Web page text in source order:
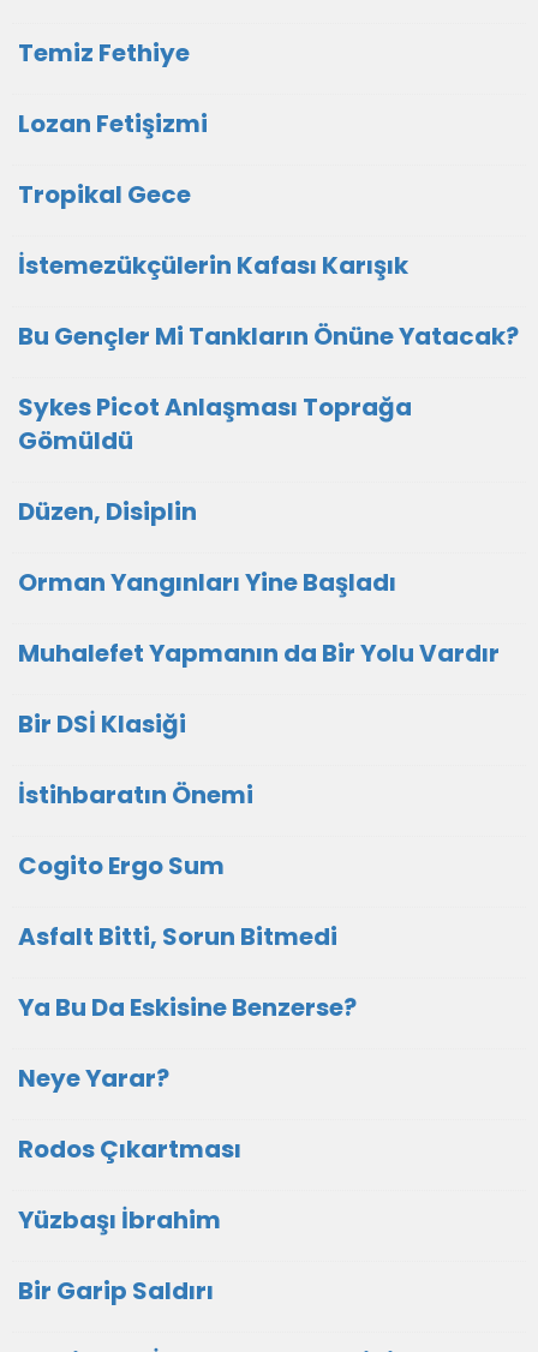
Temiz Fethiye
Lozan Fetişizmi
Tropikal Gece
İstemezükçülerin Kafası Karışık
Bu Gençler Mi Tankların Önüne Yatacak?
Sykes Picot Anlaşması Toprağa
Gömüldü
Düzen, Disiplin
Orman Yangınları Yine Başladı
Muhalefet Yapmanın da Bir Yolu Vardır
Bir DSİ Klasiği
İstihbaratın Önemi
Cogito Ergo Sum
Asfalt Bitti, Sorun Bitmedi
Ya Bu Da Eskisine Benzerse?
Neye Yarar?
Rodos Çıkartması
Yüzbaşı İbrahim
Bir Garip Saldırı